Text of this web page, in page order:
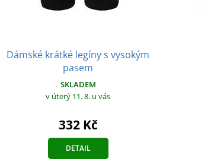
Dámské krátké legíny s vysokým
pasem
SKLADEM
v úterý 11. 8. u vás
332 Kč
DETAIL